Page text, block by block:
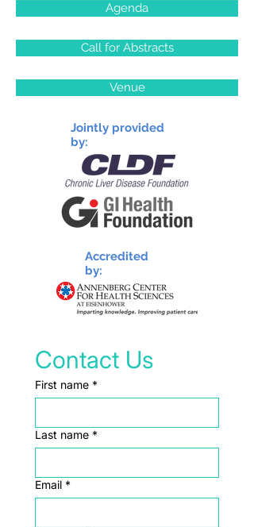
Agenda
Call for Abstracts
Venue
Jointly provided
by:
Accredited
by:
Contact Us
First name *
Last name *
Email *